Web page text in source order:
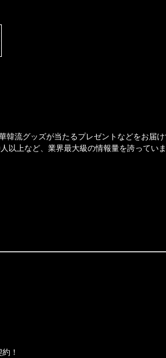
流グッズが当たるプレゼントなどをお届け
以上など、業界最大級の情報量を誇っていま
！